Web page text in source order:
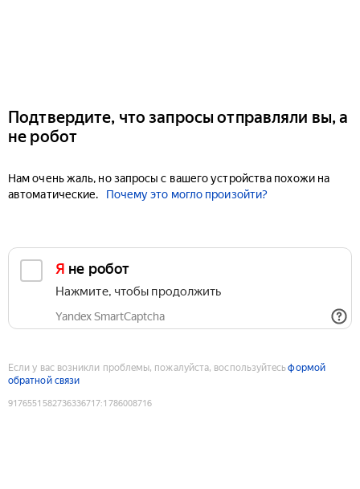
Подтвердите, что запросы отправляли вы, а
не робот
Нам очень жаль, но запросы с вашего устройства похожи на
автоматические.
Почему это могло произойти?
Я не робот
Нажмите, чтобы продолжить
Yandex SmartCaptcha
Если у вас возникли проблемы, пожалуйста, воспользуйтесьформой
обратной связи
9176551582736336717:1786008716